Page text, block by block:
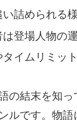
詰められる
登場人物の
イムリミッ
の結末を知
ルです。物